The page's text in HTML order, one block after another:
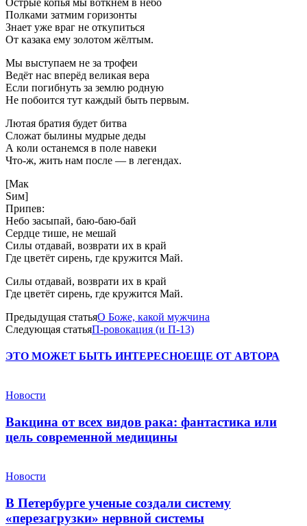
Полками затмим горизонты
Знает уже враг не откупиться
От казака ему золотом жёлтым.
Мы выступаем не за трофеи
Ведёт нас вперёд великая вера
Если погибнуть за землю родную
Не побоится тут каждый быть первым.
Лютая братия будет битва
Сложат былины мудрые деды
А коли останемся в поле навеки
Что-ж, жить нам после — в легендах.
[Мак
Sим]
Припев:
Небо засыпай, баю-баю-бай
Сердце тише, не мешай
Силы отдавай, возврати их в край
Где цветёт сирень, где кружится Май.
Силы отдавай, возврати их в край
Где цветёт сирень, где кружится Май.
Предыдущая статьяО Боже, какой мужчина
Следующая статьяП-ровокация (и П-13)
ЭТО МОЖЕТ БЫТЬ ИНТЕРЕСНОЕЩЕ ОТ АВТОРА
Новости
Вакцина от всех видов рака: фантастика или
цель современной медицины
Новости
В Петербурге ученые создали систему
«перезагрузки» нервной системы